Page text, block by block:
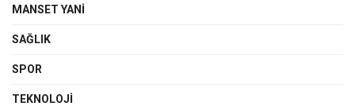
MANSET YANI
SAĞLIK
SPOR
TEKNOLOJI